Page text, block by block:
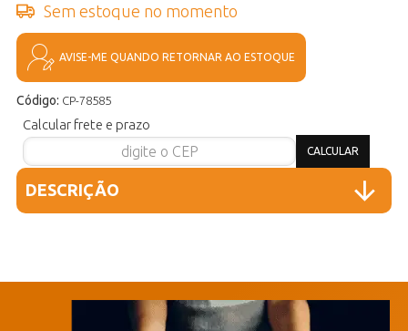
Código: CP-78585
Sem estoque no momento
AVISE-ME QUANDO RETORNAR AO ESTOQUE
Calcular frete e prazo
DESCRIÇÃO